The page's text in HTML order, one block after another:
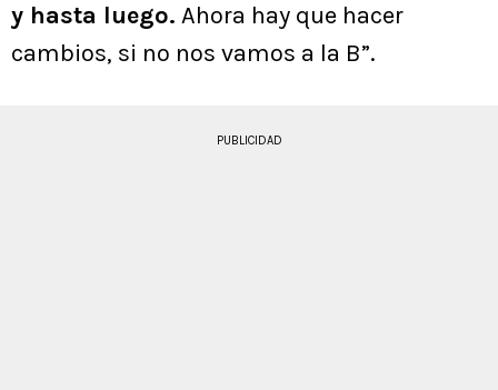
y hasta luego. Ahora hay que hacer
cambios, si no nos vamos a la B”.
PUBLICIDAD